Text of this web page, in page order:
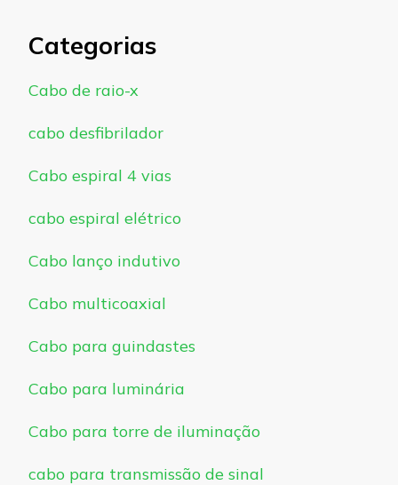
Categorias
Cabo de raio-x
cabo desfibrilador
Cabo espiral 4 vias
cabo espiral elétrico
Cabo lanço indutivo
Cabo multicoaxial
Cabo para guindastes
Cabo para luminária
Cabo para torre de iluminação
cabo para transmissão de sinal